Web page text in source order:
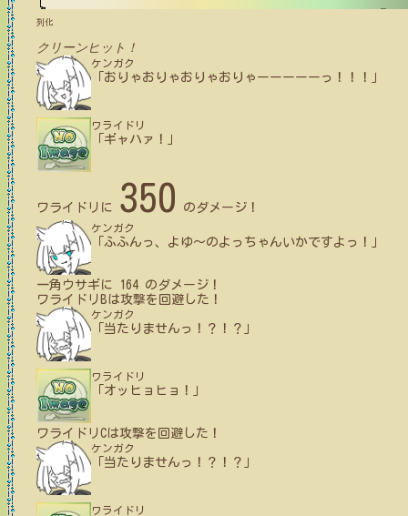
列化
クリーンヒット！
ケンガク
「おりゃおりゃおりゃおりゃーーーーーっ！！！」
ワライドリ
「ギャハァ！」
ワライドリ に 350 のダメージ！
ケンガク
「ふふんっ、よゆ～のよっちゃんいかですよっ！」
一角ウサギ に 164のダメージ！
ワライドリBは攻撃を回避した！
ケンガク
「当たりませんっ！？！？」
ワライドリ
「オッヒョヒョ！」
ワライドリCは攻撃を回避した！
ケンガク
「当たりませんっ！？！？」
ワライドリ